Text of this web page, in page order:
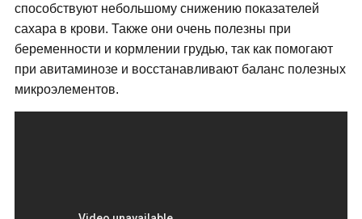
способствуют небольшому снижению показателей
сахара в крови. Также они очень полезны при
беременности и кормлении грудью, так как помогают
при авитаминозе и восстанавливают баланс полезных
микроэлементов.